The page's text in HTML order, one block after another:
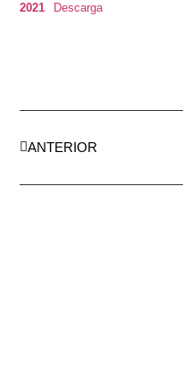
2021
Descarga
ANTERIOR